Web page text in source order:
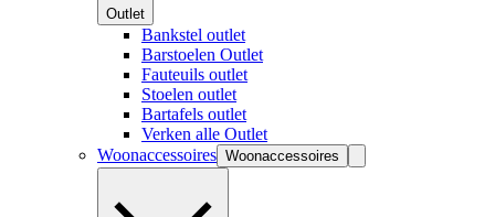
Outlet
Bankstel outlet
Barstoelen Outlet
Fauteuils outlet
Stoelen outlet
Bartafels outlet
Verken alle Outlet
Woonaccessoires Woonaccessoires